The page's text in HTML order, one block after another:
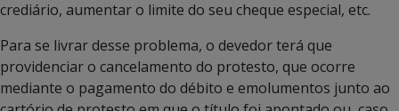
crediário, aumentar o limite do seu cheque especial, etc.
Para se livrar desse problema, o devedor terá que
providenciar o cancelamento do protesto, que ocorre
mediante o pagamento do débito e emolumentos junto ao